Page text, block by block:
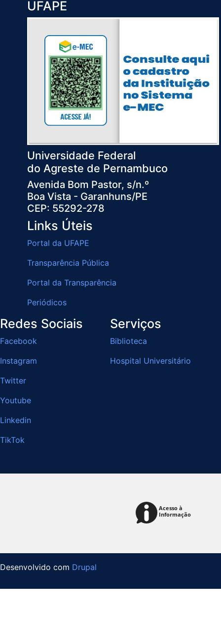
UFAPE
Universidade Federal
do Agreste de Pernambuco
Avenida Bom Pastor, s/n.º
Boa Vista - Garanhuns/PE
CEP: 55292-278
Links Úteis
Portal da UFAPE
Transparência Pública
Portal da Transparência
Periódicos
Redes Sociais
Facebook
Instagram
Twitter
Youtube
Linkedin
TikTok
Serviços
Biblioteca
Hospital Universitário
Desenvolvido com Drupal